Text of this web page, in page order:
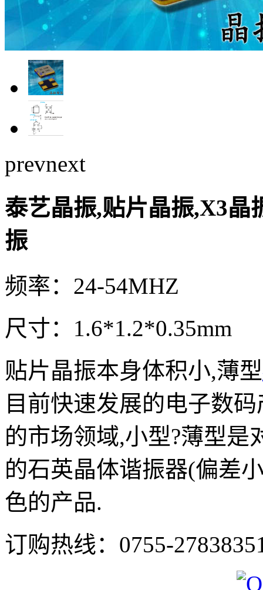
prevnext
泰艺晶振,贴片晶振,X3晶
振
频率：24-54MHZ
尺寸：1.6*1.2*0.35mm
贴片晶振本身体积小,薄型
目前快速发展的电子数
的市场领域,小型?薄型是
的石英晶体谐振器(偏差
色的产品.
订购热线： 0755-